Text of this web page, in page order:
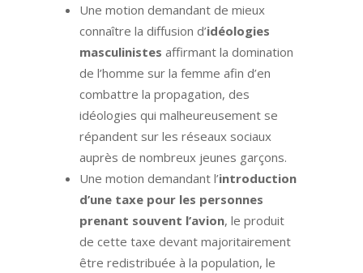
Une motion demandant de mieux
connaître la diffusion d’idéologies
masculinistes affirmant la domination
de l’homme sur la femme afin d’en
combattre la propagation, des
idéologies qui malheureusement se
répandent sur les réseaux sociaux
auprès de nombreux jeunes garçons.
Une motion demandant l’introduction
d’une taxe pour les personnes
prenant souvent l’avion, le produit
de cette taxe devant majoritairement
être redistribuée à la population, le